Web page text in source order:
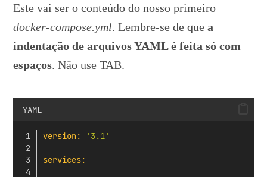
Este vai ser o conteúdo do nosso primeiro
docker-compose.yml. Lembre-se de quea
indentação de arquivos YAML é feita só com
espaços. Não use TAB.
YAML
version: '3.1'
services: